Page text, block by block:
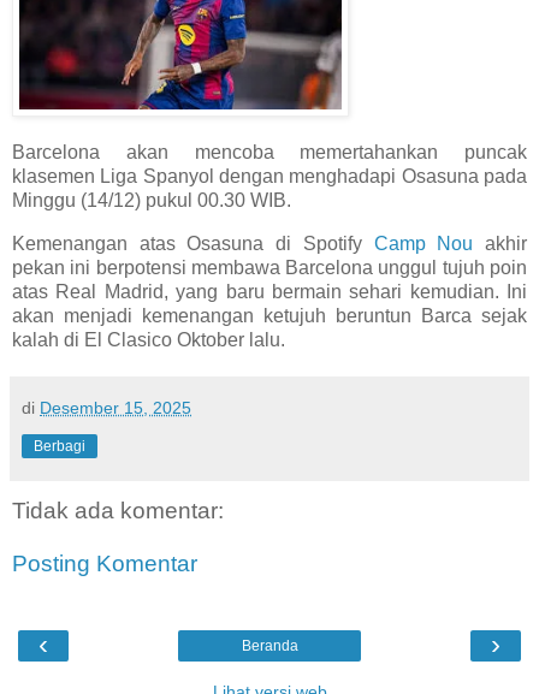
Barcelona akan mencoba memertahankan puncak
klasemen Liga Spanyol dengan menghadapi Osasuna pada
Minggu (14/12) pukul 00.30 WIB.
Kemenangan atas Osasuna di Spotify Camp Nou akhir
pekan ini berpotensi membawa Barcelona unggul tujuh poin
atas Real Madrid, yang baru bermain sehari kemudian. Ini
akan menjadi kemenangan ketujuh beruntun Barca sejak
kalah di El Clasico Oktober lalu.
di Desember 15, 2025
Berbagi
Tidak ada komentar:
Posting Komentar
‹ ›
Beranda